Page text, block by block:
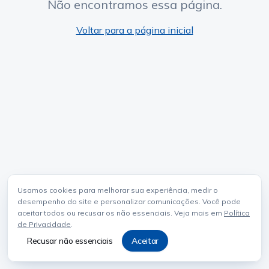
Usamos cookies para melhorar sua experiência, medir o
desempenho do site e personalizar comunicações. Você pode
aceitar todos ou recusar os não essenciais. Veja mais em Política
de Privacidade.
Recusar não essenciais Aceitar
Não encontramos essa página.
Voltar para a página inicial